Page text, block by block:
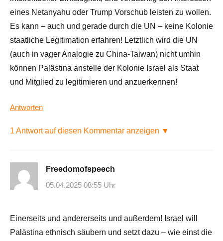
eines Netanyahu oder Trump Vorschub leisten zu wollen.
Es kann – auch und gerade durch die UN – keine Kolonie
staatliche Legitimation erfahren! Letztlich wird die UN
(auch in vager Analogie zu China-Taiwan) nicht umhin
können Palästina anstelle der Kolonie Israel als Staat
und Mitglied zu legitimieren und anzuerkennen!
Antworten
1 Antwort auf diesen Kommentar anzeigen ▼
Freedomofspeech
05.04.2025 08:55 Uhr
Einerseits und andererseits und außerdem! Israel will
Palästina ethnisch säubern und setzt dazu – wie einst die